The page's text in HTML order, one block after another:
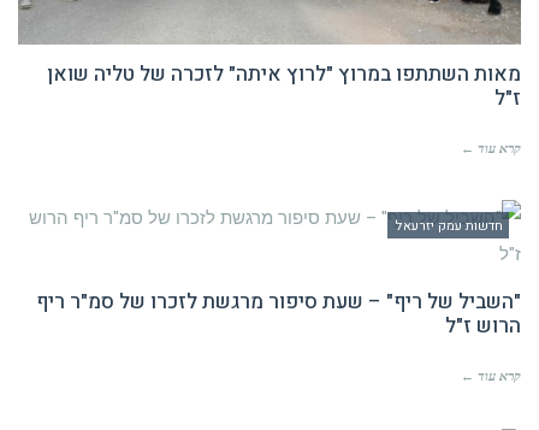
מאות השתתפו במרוץ "לרוץ איתה" לזכרה של טליה שואן
ז"ל
קרא עוד ←
חדשות עמק יזרעאל
"השביל של ריף" – שעת סיפור מרגשת לזכרו של סמ"ר ריף
הרוש ז"ל
קרא עוד ←